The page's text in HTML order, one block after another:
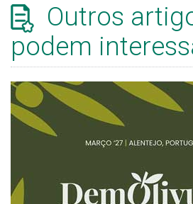
Outros
podem